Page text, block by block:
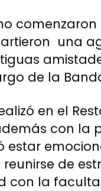
una
de la
en el
con la
estar
de
con la